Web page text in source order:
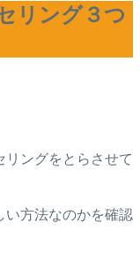
リング３つ
リングをとらさせて
い方法なのかを確認